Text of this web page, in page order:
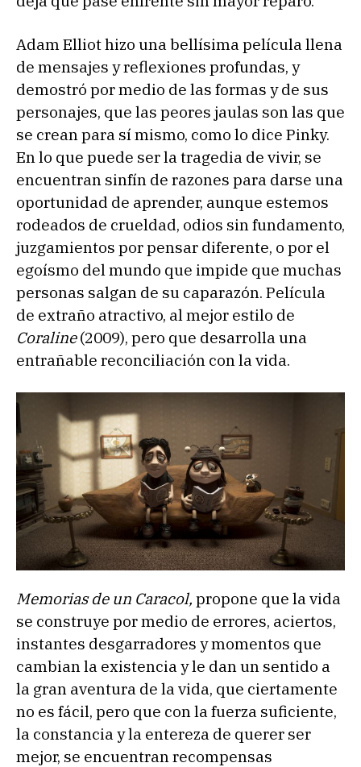
Adam Elliot hizo una bellísima película llena
de mensajes y reflexiones profundas, y
demostró por medio de las formas y de sus
personajes, que las peores jaulas son las que
se crean para sí mismo, como lo dice Pinky.
En lo que puede ser la tragedia de vivir, se
encuentran sinfín de razones para darse una
oportunidad de aprender, aunque estemos
rodeados de crueldad, odios sin fundamento,
juzgamientos por pensar diferente, o por el
egoísmo del mundo que impide que muchas
personas salgan de su caparazón. Película
de extraño atractivo, al mejor estilo de
Coraline(2009), pero que desarrolla una
entrañable reconciliación con la vida.
Memorias de un Caracol, propone que la vida
se construye por medio de errores, aciertos,
instantes desgarradores y momentos que
cambian la existencia y le dan un sentido a
la gran aventura de la vida, que ciertamente
no es fácil, pero que con la fuerza suficiente,
la constancia y la entereza de querer ser
mejor, se encuentran recompensas